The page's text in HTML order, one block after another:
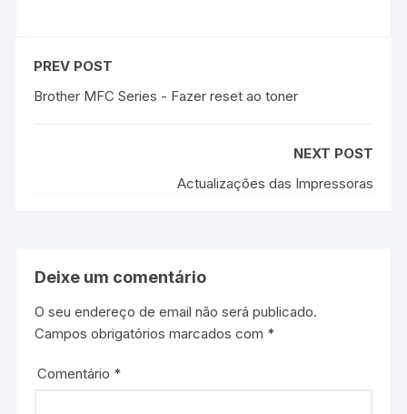
PREV POST
Brother MFC Series - Fazer reset ao toner
NEXT POST
Actualizações das Impressoras
Deixe um comentário
O seu endereço de email não será publicado.
Campos obrigatórios marcados com *
Comentário *